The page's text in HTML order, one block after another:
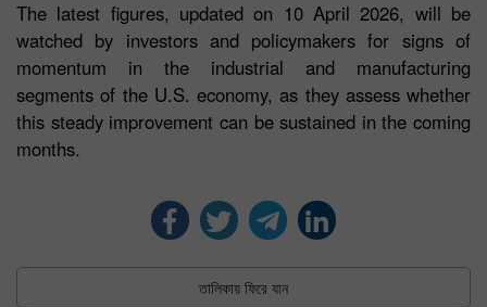
The latest figures, updated on 10 April 2026, will be
watched by investors and policymakers for signs of
momentum in the industrial and manufacturing
segments of the U.S. economy, as they assess whether
this steady improvement can be sustained in the coming
months.
তালিকায় ফিরে যান